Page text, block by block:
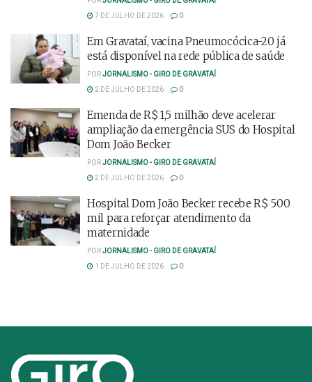
7 DE JULHO DE 2026
0
Em Gravataí, vacina Pneumocócica-20 já
está disponível na rede pública de saúde
PORJORNALISMO - GIRO DE GRAVATAÍ
2 DE JULHO DE 2026
0
Emenda de R$ 1,5 milhão deve acelerar
ampliação da emergência SUS do Hospital
Dom João Becker
PORJORNALISMO - GIRO DE GRAVATAÍ
2 DE JULHO DE 2026
0
Hospital Dom João Becker recebe R$ 500
mil para reforçar atendimento da
maternidade
PORJORNALISMO - GIRO DE GRAVATAÍ
1 DE JULHO DE 2026
0